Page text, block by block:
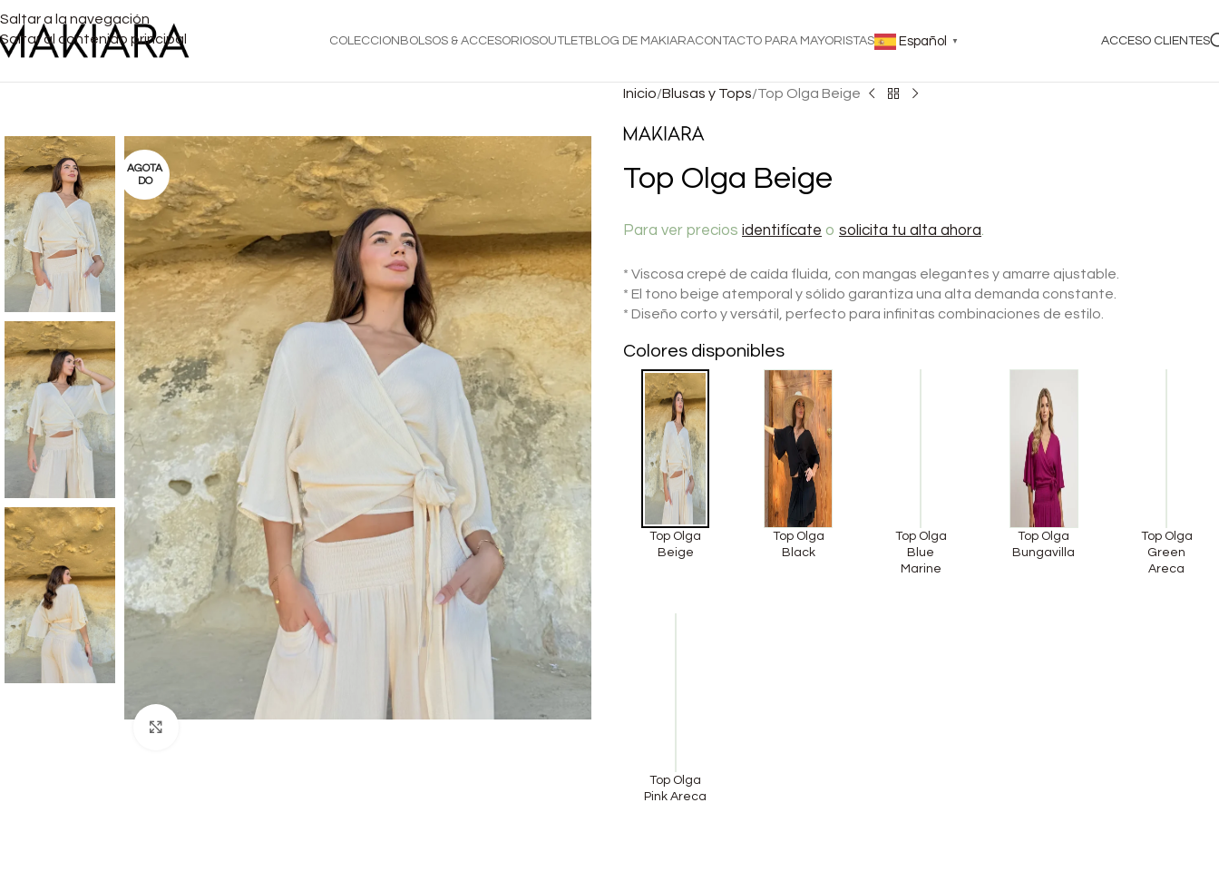
Saltar a la navegación
Saltar al contenido principal
COLECCIONBOLSOS & ACCESORIOSOUTLETBLOG DE MAKIARACONTACTO PARA MAYORISTAS Español ▼ ACCESO CLIENTES
AGOTA
DO
Inicio Blusas y Tops Top Olga Beige
Top Olga Beige
Para ver precios identifícate o solicita tu alta ahora.
* Viscosa crepé de caída fluida, con mangas elegantes y amarre ajustable.
* El tono beige atemporal y sólido garantiza una alta demanda constante.
* Diseño corto y versátil, perfecto para infinitas combinaciones de estilo.
Colores disponibles
Top Olga
Beige
Top Olga
Black
Top Olga
Blue
Marine
Top Olga
Bungavilla
Top Olga
Green
Areca
Top Olga
Pink Areca